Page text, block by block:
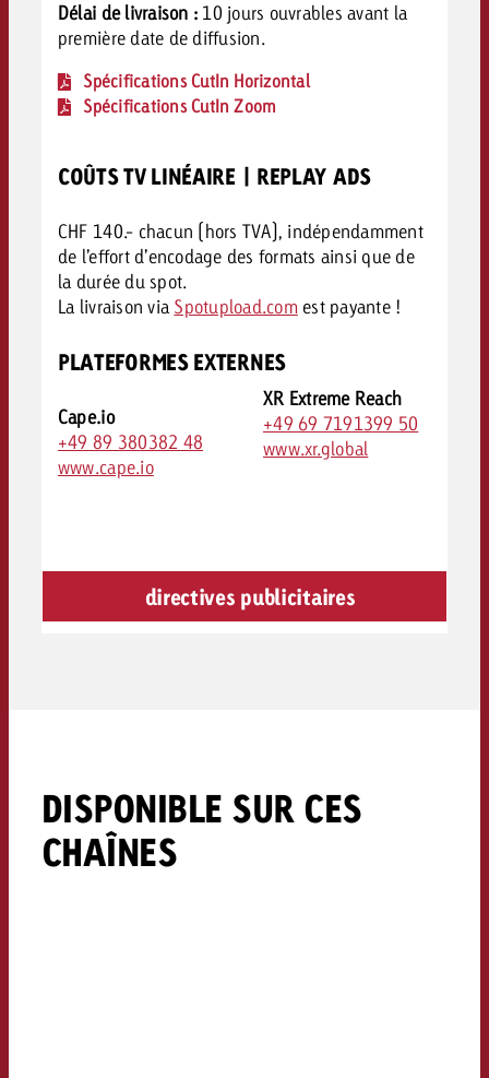
Délai de livraison : 10 jours ouvrables avant la
première date de diffusion.
Spécifications CutIn Horizontal
Spécifications CutIn Zoom
COÛTS TV LINÉAIRE | REPLAY ADS
CHF 140.- chacun (hors TVA), indépendamment
de l’effort d’encodage des formats ainsi que de
la durée du spot.
La livraison via Spotupload.comest payante !
PLATEFORMES EXTERNES
Cape.io
+49 89 380382 48
www.cape.io
XR Extreme Reach
+49 69 7191399 50
www.xr.global
directives publicitaires
DISPONIBLE SUR CES
CHAÎNES